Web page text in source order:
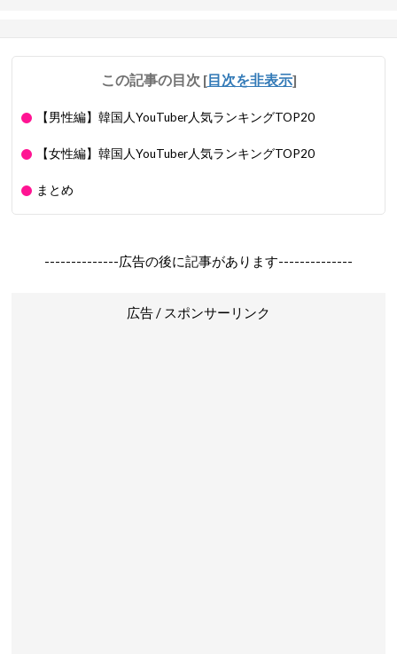
この記事の目次 [目次を非表示]
【男性編】韓国人YouTuber人気ランキングTOP20
【女性編】韓国人YouTuber人気ランキングTOP20
まとめ
--------------広告の後に記事があります--------------
広告 / スポンサーリンク